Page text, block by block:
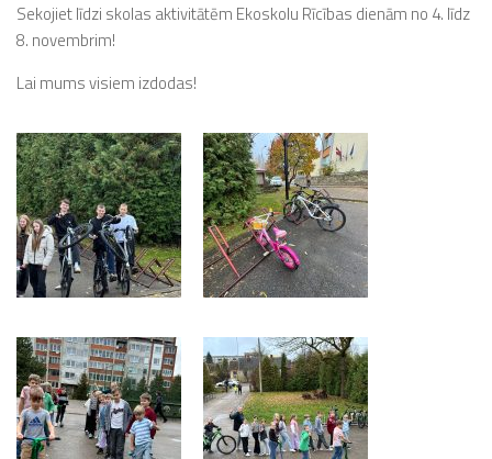
Sekojiet līdzi skolas aktivitātēm Ekoskolu Rīcības dienām no 4. līdz
8. novembrim!
Lai mums visiem izdodas!